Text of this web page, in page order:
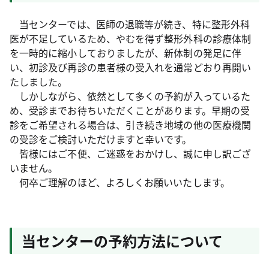
当センターでは、医師の退職等が続き、特に整形外科
医が不足しているため、やむを得ず整形外科の診療体制
を一時的に縮小しておりましたが、新体制の発足に伴
い、初診及び再診の患者様の受入れを通常どおり再開い
たしました。
しかしながら、依然として多くの予約が入っているた
め、受診までお待ちいただくことがあります。早期の受
診をご希望される場合は、引き続き地域の他の医療機関
の受診をご検討いただけますと幸いです。
皆様にはご不便、ご迷惑をおかけし、誠に申し訳ござ
いません。
何卒ご理解のほど、よろしくお願いいたします。
当センターの予約方法について